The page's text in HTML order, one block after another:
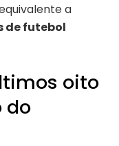
a
de futebol
oito
do